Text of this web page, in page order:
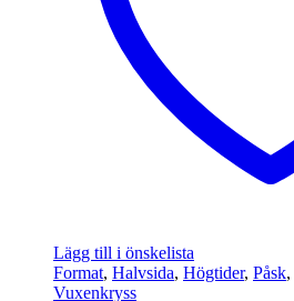
Lägg till i önskelista
Format, Halvsida, Högtider, Påsk,
Vuxenkryss